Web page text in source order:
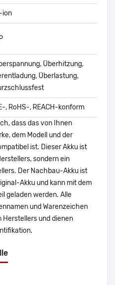
ion
Überhitzung,
Überlastung,
, RoHS-, REACH-konform
dass das von Ihnen
dem Modell und der
ist. Dieser Akku ist
sondern ein
Der Nachbau-Akku ist
Akku und kann mit dem
geladen werden. Alle
und Warenzeichen
Herstellers und dienen